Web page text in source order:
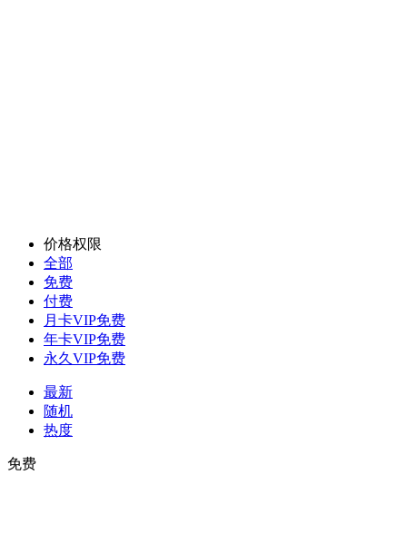
价格权限
全部
免费
付费
月卡VIP免费
年卡VIP免费
永久VIP免费
最新
随机
热度
免费